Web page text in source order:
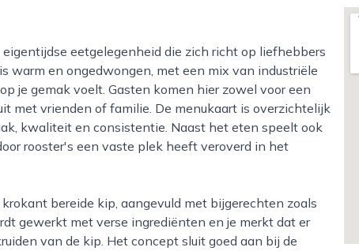
warm en ongedwongen, met een mix van industriële
je gemak voelt. Gasten komen hier zowel voor een
met vrienden of familie. De menukaart is overzichtelijk
kwaliteit en consistentie. Naast het eten speelt ook
rooster's een vaste plek heeft veroverd in het
gewerkt met verse ingrediënten en je merkt dat er
van de kip. Het concept sluit goed aan bij de